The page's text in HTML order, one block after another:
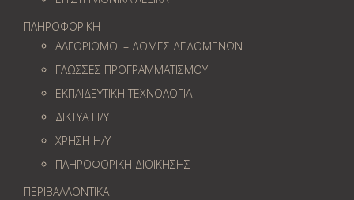
ΠΛΗΡΟΦΟΡΙΚΗ
ΑΛΓΟΡΙΘΜΟΙ – ΔΟΜΕΣ ΔΕΔΟΜΕΝΩΝ
ΓΛΩΣΣΕΣ ΠΡΟΓΡΑΜΜΑΤΙΣΜΟΥ
ΕΚΠΑΙΔΕΥΤΙΚΗ ΤΕΧΝΟΛΟΓΙΑ
ΔΙΚΤΥΑ Η/Υ
ΧΡΗΣΗ Η/Υ
ΠΛΗΡΟΦΟΡΙΚΗ ΔΙΟΙΚΗΣΗΣ
ΠΕΡΙΒΑΛΛΟΝΤΙΚΑ